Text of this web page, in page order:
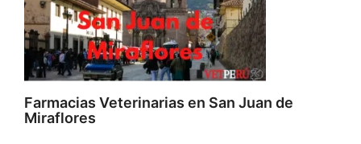
Farmacias Veterinarias en San Juan de
Miraflores